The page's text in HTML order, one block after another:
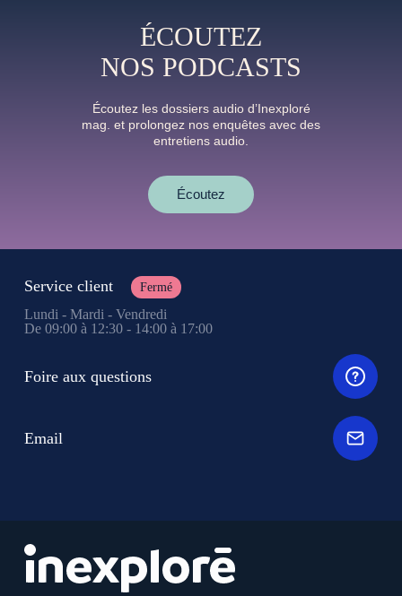
ÉCOUTEZ
NOS PODCASTS
Écoutez les dossiers audio d’Inexploré
mag. et prolongez nos enquêtes avec des
entretiens audio.
Écoutez
Service client Fermé
Lundi - Mardi - Vendredi
De 09:00 à 12:30 - 14:00 à 17:00
Foire aux questions
Email